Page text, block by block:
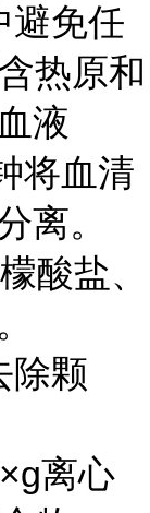
避免任
热原和
液
将血清
离。
酸盐、
除颗
离心